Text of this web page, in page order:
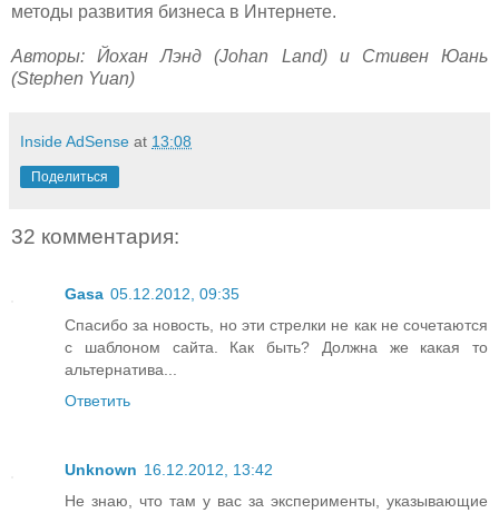
методы развития бизнеса в Интернете.
Авторы: Йохан Лэнд (Johan Land) и Стивен Юань
(Stephen Yuan)
Inside AdSense at 13:08
Поделиться
32 комментария:
Gasa 05.12.2012, 09:35
Спасибо за новость, но эти стрелки не как не сочетаются
с шаблоном сайта. Как быть? Должна же какая то
альтернатива...
Ответить
Unknown 16.12.2012, 13:42
Не знаю, что там у вас за эксперименты, указывающие